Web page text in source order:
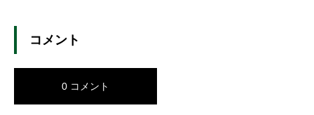
コメント
0 コメント